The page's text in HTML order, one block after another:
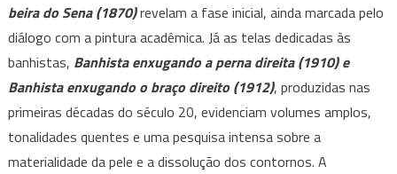
beira do Sena (1870)revelam a fase inicial, ainda marcada pelo
diálogo com a pintura acadêmica. Já as telas dedicadas às
banhistas, Banhista enxugando a perna direita (1910) e
Banhista enxugando o braço direito (1912), produzidas nas
primeiras décadas do século 20, evidenciam volumes amplos,
tonalidades quentes e uma pesquisa intensa sobre a
materialidade da pele e a dissolução dos contornos. A